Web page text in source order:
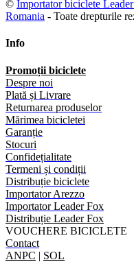
© Importator biciclete
Romania - Toate drepturile
Info
Promoții biciclete
Despre noi
Plată și Livrare
Returnarea produselor
Mărimea bicicletei
Garanție
Stocuri
Confidețialitate
Termeni și condiții
Distribuție biciclete
Importator Arezzo
Importator Leader Fox
Distribuție Leader Fox
VOUCHERE BICICLETE
Contact
ANPC | SOL